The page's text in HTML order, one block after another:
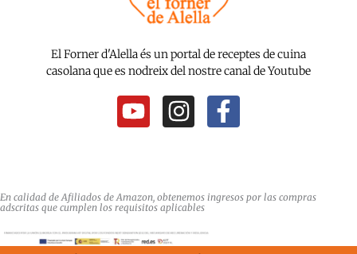
El Forner d'Alella és un portal de receptes de cuina
casolana que es nodreix del nostre canal de Youtube
Y
o
u
e
I
n
a
r
F
a
b
o
En calidad de Afiliados de Amazon, obtenemos ingresos por las compras
adscritas que cumplen los requisitos aplicables